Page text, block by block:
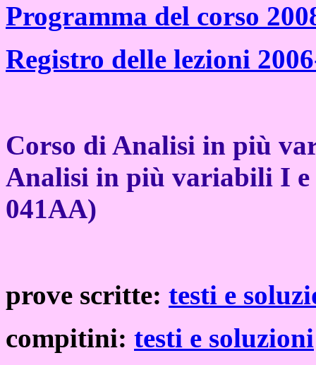
Programma del corso
Registro delle lezioni
Corso di Analisi in più
Analisi in più variabili I
041AA)
prove scritte: testi e
compitini: testi e soluzioni